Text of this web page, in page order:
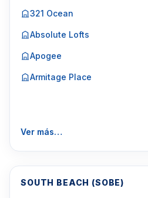
321 Ocean
Absolute Lofts
Apogee
Armitage Place
Ver más…
SOUTH BEACH (SOBE)